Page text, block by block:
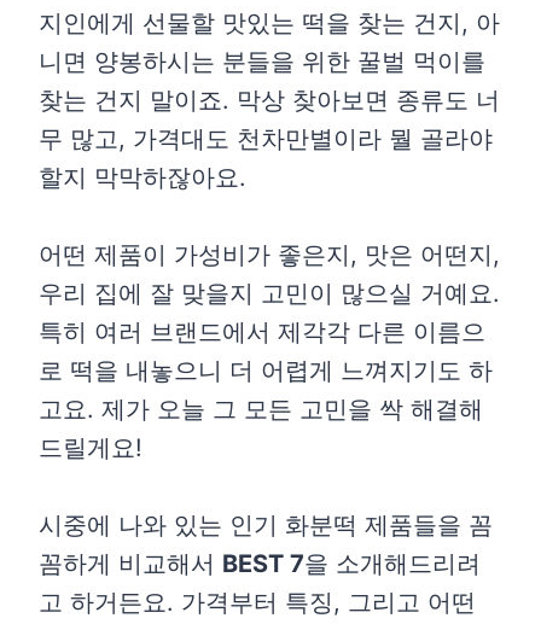
지인에게 선물할 맛있는 떡을 찾는 건지, 아
니면 양봉하시는 분들을 위한 꿀벌 먹이를
찾는 건지 말이죠. 막상 찾아보면 종류도 너
무 많고, 가격대도 천차만별이라 뭘 골라야
할지 막막하잖아요.
어떤 제품이 가성비가 좋은지, 맛은 어떤지,
우리 집에 잘 맞을지 고민이 많으실 거예요.
특히 여러 브랜드에서 제각각 다른 이름으
로 떡을 내놓으니 더 어렵게 느껴지기도 하
고요. 제가 오늘 그 모든 고민을 싹 해결해
드릴게요!
시중에 나와 있는 인기 화분떡 제품들을 꼼
꼼하게 비교해서 BEST 7을 소개해드리려
고 하거든요. 가격부터 특징, 그리고 어떤